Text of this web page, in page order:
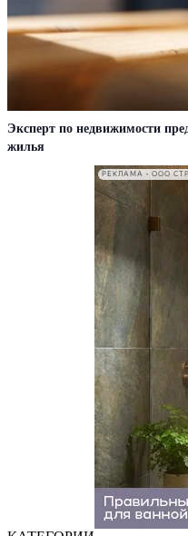
Эксперт по недвижимости
жилья